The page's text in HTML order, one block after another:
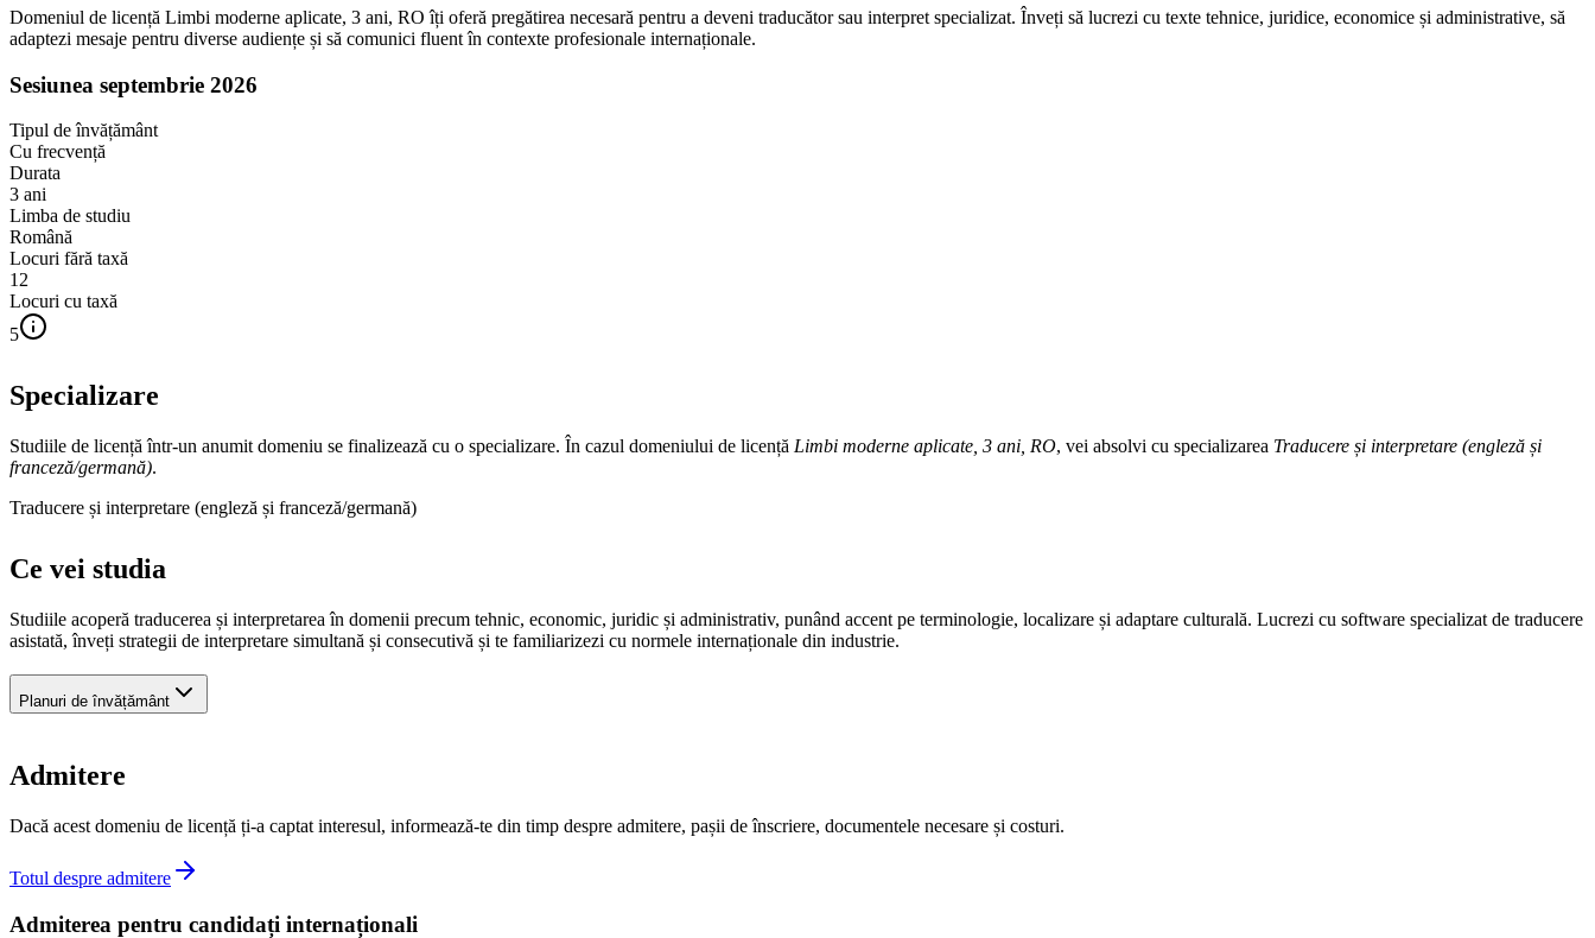
Domeniul de licență Limbi moderne aplicate, 3 ani, RO îți oferă pregătirea necesară pentru a deveni traducător sau interpret specializat. Înveți să lucrezi cu texte tehnice, juridice, economice și administrative, să
adaptezi mesaje pentru diverse audiențe și să comunici fluent în contexte profesionale internaționale.
Sesiunea septembrie 2026
Tipul de învățământ
Cu frecvență
Durata
3 ani
Limba de studiu
Română
Locuri fără taxă
12
Locuri cu taxă
5
Specializare
Studiile de licență într-un anumit domeniu se finalizează cu o specializare. În cazul domeniului de licență Limbi moderne aplicate, 3 ani, RO, vei absolvi cu specializarea Traducere și interpretare (engleză și
franceză/germană).
Traducere și interpretare (engleză și franceză/germană)
Ce vei studia
Studiile acoperă traducerea și interpretarea în domenii precum tehnic, economic, juridic și administrativ, punând accent pe terminologie, localizare și adaptare culturală. Lucrezi cu software specializat de traducere
asistată, înveți strategii de interpretare simultană și consecutivă și te familiarizezi cu normele internaționale din industrie.
Planuri de învățământ
Admitere
Dacă acest domeniu de licență ți-a captat interesul, informează-te din timp despre admitere, pașii de înscriere, documentele necesare și costuri.
Totul despre admitere
Admiterea pentru candidați internaționali